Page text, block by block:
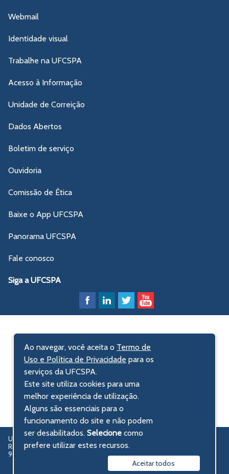
Webmail
Identidade visual
Trabalhe na UFCSPA
Acesso à Informação
Unidade de Correição
Dados Abertos
Boletim de serviço
Ouvidoria
Comissão de Ética
Baixe o App UFCSPA
Panorama UFCSPA
Fale conosco
Siga a UFCSPA
UFCSPA – Universidade Federal de Ciências da Saúde de Porto Alegre
Rua Sarmento Leite, 245 - Centro Histórico
90050-170 Porto Alegre, RS, Brasil
Ao navegar, você aceita o Termo de
Uso e Política de Privacidade para os
serviços da UFCSPA.
Este site utiliza cookies para uma
melhor experiência de utilização.
Alguns são essenciais para o
funcionamento do site e não podem
ser desabilitados.Selecionecomo
prefere utilizar estes recursos.
Aceitar todos